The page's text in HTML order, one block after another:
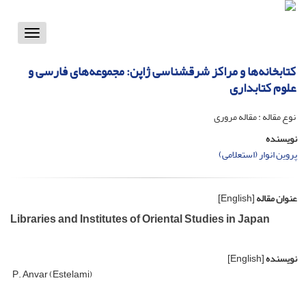
Toggle
کتابخانه‌ها و مراکز شرقشناسی ژاپن: مجموعه‌های فارسی و
علوم کتابداری
نوع مقاله : مقاله مروری
نویسنده
پروین انوار (استعلامی)
عنوان مقاله[English]
Libraries and Institutes of Oriental Studies in Japan
نویسنده[English]
P. Anvar (Estelami)